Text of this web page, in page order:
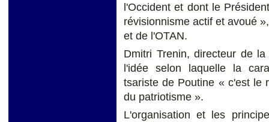
l'Occident et dont le
révisionnisme actif et avoué
et de l'OTAN.
Dmitri Trenin, directeur de
l'idée selon laquelle la
tsariste de Poutine « c'est le
du patriotisme ».
L'organisation et les